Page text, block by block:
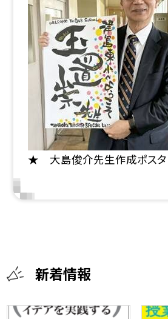
★ 大島俊介先生作成ポス
新着情報